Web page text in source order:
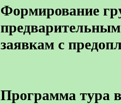
Формирование
заявкам с
Программа тура